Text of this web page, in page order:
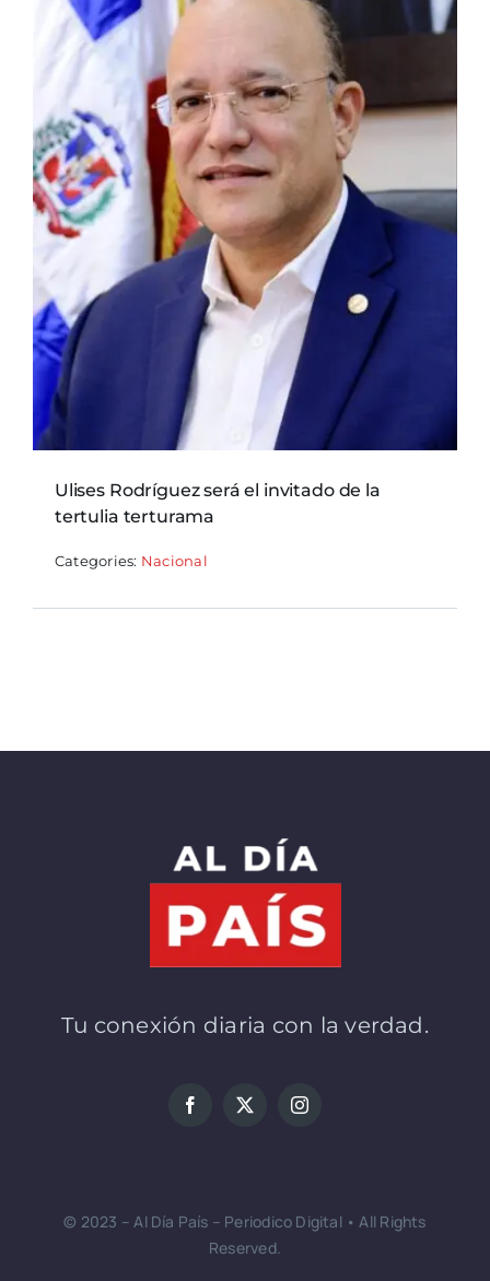
Ulises Rodríguez será el invitado de la
tertulia terturama
Categories: Nacional
Tu conexión diaria con la verdad.
© 2023 – Al Día País – Periodico Digital • All Rights
Reserved.